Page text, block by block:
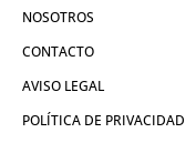
NOSOTROS
CONTACTO
AVISO LEGAL
POLÍTICA DE PRIVACIDAD